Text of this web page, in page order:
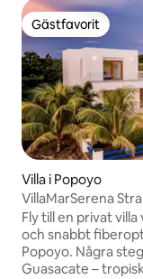
Gästfavorit
Gästfavorit
Villa i Popoyo
VillaMarSerena Strand – Pool – Hav-Surf-
Fios Net
Fly till en privat
och snabbt
Popoyo. Några
Guasacate –